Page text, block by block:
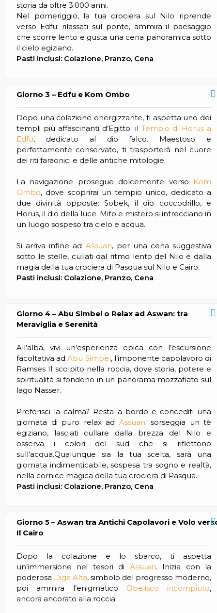
storia da oltre 3.000 anni.
Nel pomeriggio, la tua crociera sul Nilo riprende
verso Edfu: rilassati sul ponte, ammira il paesaggio
che scorre lento e gusta una cena panoramica sotto
il cielo egiziano.
Pasti inclusi: Colazione, Pranzo, Cena
Giorno 3 – Edfu e Kom Ombo
Dopo una colazione energizzante, ti aspetta uno dei
templi più affascinanti d’Egitto: il Tempio di Horus a
Edfu, dedicato al dio falco. Maestoso e
perfettamente conservato, ti trasporterà nel cuore
dei riti faraonici e delle antiche mitologie.
La navigazione prosegue dolcemente verso Kom
Ombo, dove scoprirai un tempio unico, dedicato a
due divinità opposte: Sobek, il dio coccodrillo, e
Horus, il dio della luce. Mito e mistero si intrecciano in
un luogo sospeso tra cielo e acqua.
Si arriva infine ad Assuan, per una cena suggestiva
sotto le stelle, cullati dal ritmo lento del Nilo e dalla
magia della tua crociera di Pasqua sul Nilo e Cairo.
Pasti inclusi: Colazione, Pranzo, Cena
Giorno 4 – Abu Simbel o Relax ad Aswan: tra
Meraviglia e Serenità
All’alba, vivi un’esperienza epica con l’escursione
facoltativa adAbu Simbel, l’imponente capolavoro di
Ramses II scolpito nella roccia, dove storia, potere e
spiritualità si fondono in un panorama mozzafiato sul
lago Nasser.
Preferisci la calma? Resta a bordo e concediti una
giornata di puro relax ad Assuan: sorseggia un tè
egiziano, lasciati cullare dalla brezza del Nilo e
osserva i colori del sud che si riflettono
sull’acqua.Qualunque sia la tua scelta, sarà una
giornata indimenticabile, sospesa tra sogno e realtà,
nella cornice magica della tua crociera di Pasqua.
Pasti inclusi: Colazione, Pranzo, Cena
Giorno 5 – Aswan tra Antichi Capolavori e Volo
Il Cairo
Dopo la colazione e lo sbarco, ti aspetta
un’immersione nei tesori di Assuan. Inizia con la
poderosa Diga Alta, simbolo del progresso moderno,
poi ammira l’enigmatico Obelisco incompiuto,
ancora ancorato alla roccia.